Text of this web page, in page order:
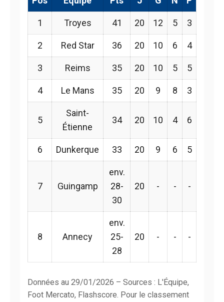
1 Troyes 41 20 12 5 3
2 Red Star 36 20 10 6 4
3 Reims 35 20 10 5 5
4 Le Mans 35 20 9 8 3
5
Saint-
Étienne
34 20 10 4 6
6 Dunkerque 33 20 9 6 5
7 Guingamp
env.
28-
30
20 - - -
8 Annecy
env.
25-
28
20 - - -
Données au 29/01/2026 – Sources : L'Équipe,
Foot Mercato, Flashscore. Pour le classement